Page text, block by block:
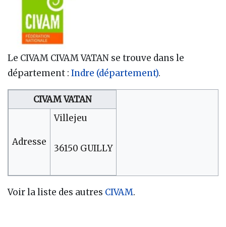
Le CIVAM CIVAM VATAN se trouve dans le
département : Indre (département).
CIVAM VATAN
Adresse
Villejeu
36150 GUILLY
Voir la liste des autres CIVAM.